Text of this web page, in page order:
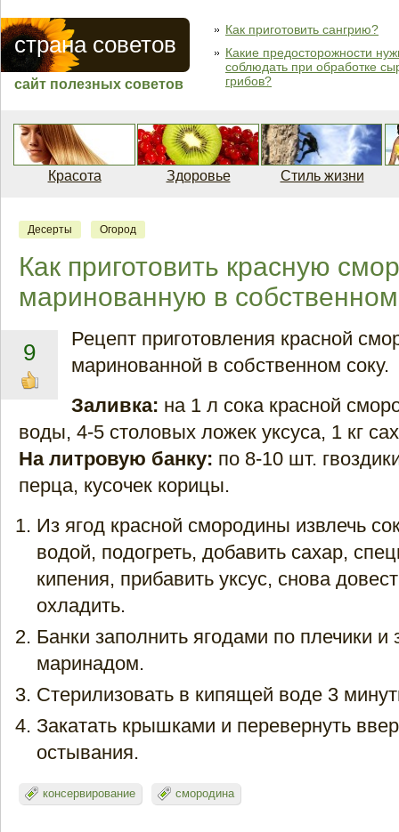
страна советов
сайт полезных советов
Как приготовить сангрию?
Какие предосторожности
соблюдать при обработке
грибов?
Красота Здоровье Стиль жизни
Десерты Огород
Как приготовить красную
маринованную в
9
Рецепт приготовления красной
маринованной в собственном соку.
Заливка: на 1 л сока красной
воды, 4-5 столовых ложек уксуса, 1 кг
На литровую банку: по 8-10 шт.
перца, кусочек корицы.
Из ягод красной смородины извлечь
водой, подогреть, добавить сахар,
кипения, прибавить уксус, снова
охладить.
Банки заполнить ягодами по плечики
маринадом.
Стерилизовать в кипящей воде 3
Закатать крышками и перевернуть
остывания.
консервирование смородина